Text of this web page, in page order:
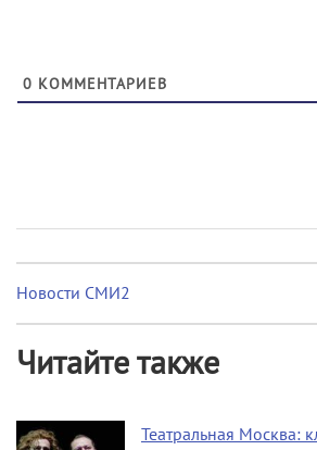
0 КОММЕНТАРИЕВ
Новости СМИ2
Читайте также
Театральная Москва: